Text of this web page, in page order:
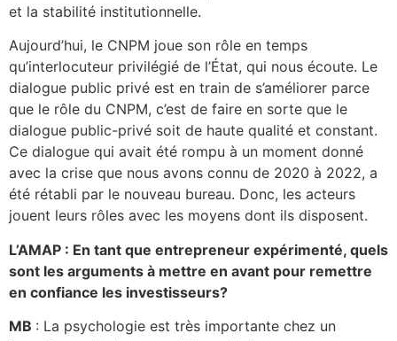
et la stabilité institutionnelle.
Aujourd’hui, le CNPM joue son rôle en temps
qu’interlocuteur privilégié de l’État, qui nous écoute. Le
dialogue public privé est en train de s’améliorer parce
que le rôle du CNPM, c’est de faire en sorte que le
dialogue public-privé soit de haute qualité et constant.
Ce dialogue qui avait été rompu à un moment donné
avec la crise que nous avons connu de 2020 à 2022, a
été rétabli par le nouveau bureau. Donc, les acteurs
jouent leurs rôles avec les moyens dont ils disposent.
L’AMAP : En tant que entrepreneur expérimenté, quels
sont les arguments à mettre en avant pour remettre
en confiance les investisseurs?
MB : La psychologie est très importante chez un